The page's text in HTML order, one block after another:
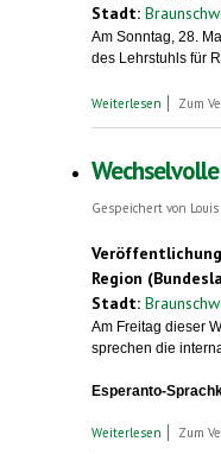
Stadt:
Am Sonntag, 28.
des Lehrstuhls für
Weiterlesen überZum
Gespeichert von
Region
Stadt:
Am Freitag dieser
sprechen die
Esperanto-
Weiterlesen überZum